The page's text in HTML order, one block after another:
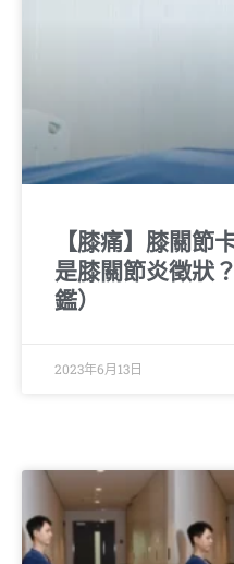
【膝痛】膝關節
是膝關節炎徵狀
鑑）
2023年6月13日